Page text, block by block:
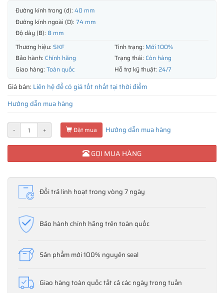
Đường kính trong (d): 40 mm
Đường kính ngoài (D): 74 mm
Độ dày (B): 8 mm
Thương hiệu: SKF Tình trạng: Mới 100%
Bảo hành: Chính hãng Trạng thái: Còn hàng
Giao hàng: Toàn quốc Hỗ trợ kỹ thuật: 24/7
Giá bán: Liên hệ để có giá tốt nhất tại thời điểm
Hướng dẫn mua hàng
- + Đặt mua Hướng dẫn mua hàng
GỌI MUA HÀNG
Đổi trả linh hoạt trong vòng 7 ngày
Bảo hành chính hãng trên toàn quốc
Sản phẩm mới 100% nguyên seal
Giao hàng toàn quốc tất cả các ngày trong tuần